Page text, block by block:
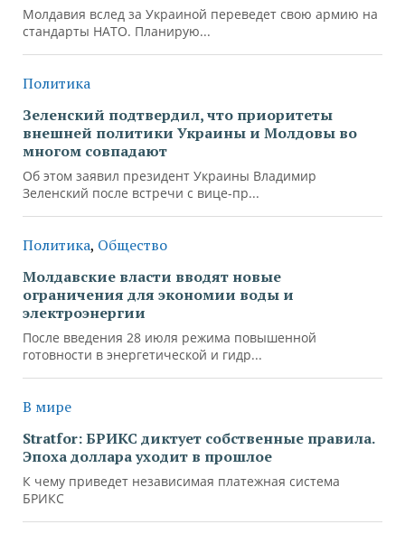
Молдавия вслед за Украиной переведет свою армию на
стандарты НАТО. Планирую...
Политика
Зеленский подтвердил, что приоритеты
внешней политики Украины и Молдовы во
многом совпадают
Об этом заявил президент Украины Владимир
Зеленский после встречи с вице-пр...
Политика, Общество
Молдавские власти вводят новые
ограничения для экономии воды и
электроэнергии
После введения 28 июля режима повышенной
готовности в энергетической и гидр...
В мире
Stratfor: БРИКС диктует собственные правила.
Эпоха доллара уходит в прошлое
К чему приведет независимая платежная система
БРИКС